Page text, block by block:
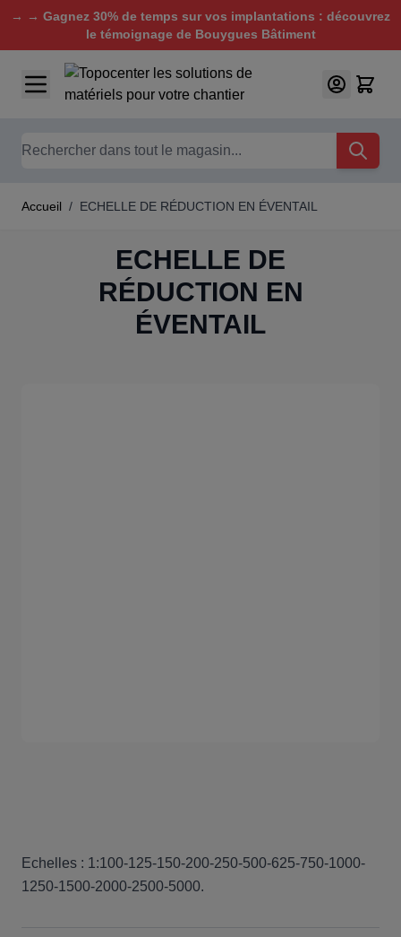
→ → Gagnez 30% de temps sur vos implantations : découvrez
le témoignage de Bouygues Bâtiment
Aller au contenu
Chercher
Accueil / ECHELLE DE RÉDUCTION EN ÉVENTAIL
ECHELLE DE
RÉDUCTION EN
ÉVENTAIL
Echelles : 1:100-125-150-200-250-500-625-750-1000-
1250-1500-2000-2500-5000.